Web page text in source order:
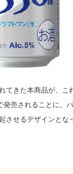
てきた本商品が、
発売されることに
させるデザインとな